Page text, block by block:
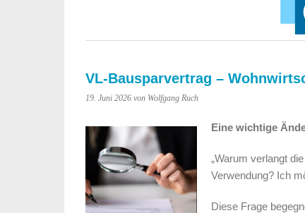
VL-Bausparvertrag –
19. Juni 2026 von Wolfgang Ruch
Eine wichtige
„Warum verlangt
Verwendung? Ich
Diese Frage